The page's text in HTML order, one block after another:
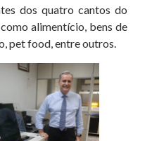
dos quatro cantos do
alimentício, bens de
pet food, entre outros.